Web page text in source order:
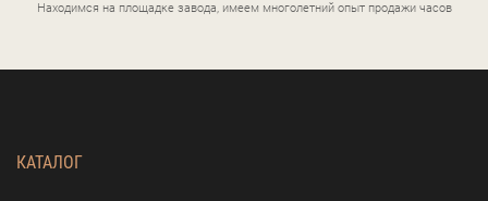
Находимся на площадке завода, имеем многолетний опыт продажи часов
КАТАЛОГ